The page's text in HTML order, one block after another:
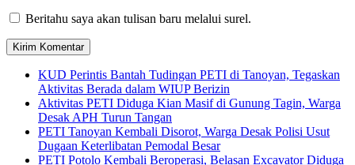
Beritahu saya akan tulisan baru melalui surel.
KUD Perintis Bantah Tudingan PETI di Tanoyan, Tegaskan
Aktivitas Berada dalam WIUP Berizin
Aktivitas PETI Diduga Kian Masif di Gunung Tagin, Warga
Desak APH Turun Tangan
PETI Tanoyan Kembali Disorot, Warga Desak Polisi Usut
Dugaan Keterlibatan Pemodal Besar
PETI Potolo Kembali Beroperasi, Belasan Excavator Diduga